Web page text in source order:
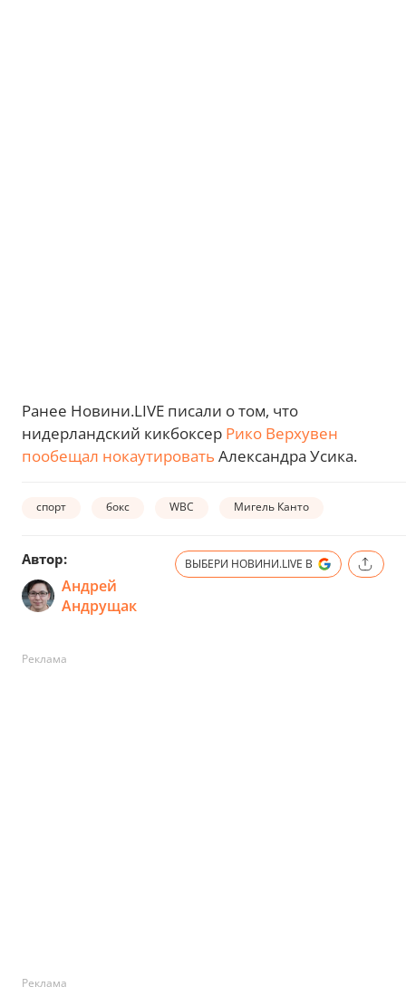
Ранее Новини.LIVE писали о том, что
нидерландский кикбоксер Рико Верхувен
пообещал нокаутировать Александра Усика.
спорт бокс WBC Мигель Канто
Автор:
Андрей
Андрущак
ВЫБЕРИ НОВИНИ.LIVE В
Реклама
Реклама